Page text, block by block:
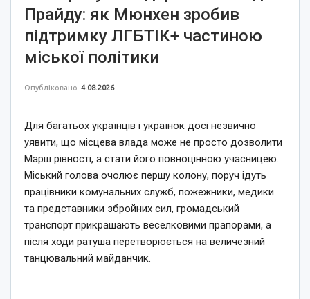
Прайду: як Мюнхен зробив
підтримку ЛГБТІК+ частиною
міської політики
Опубліковано 4.08.2026
Для багатьох українців і українок досі незвично
уявити, що місцева влада може не просто дозволити
Марш рівності, а стати його повноцінною учасницею.
Міський голова очолює першу колону, поруч ідуть
працівники комунальних служб, пожежники, медики
та представники збройних сил, громадський
транспорт прикрашають веселковими прапорами, а
після ходи ратуша перетворюється на величезний
танцювальний майданчик.